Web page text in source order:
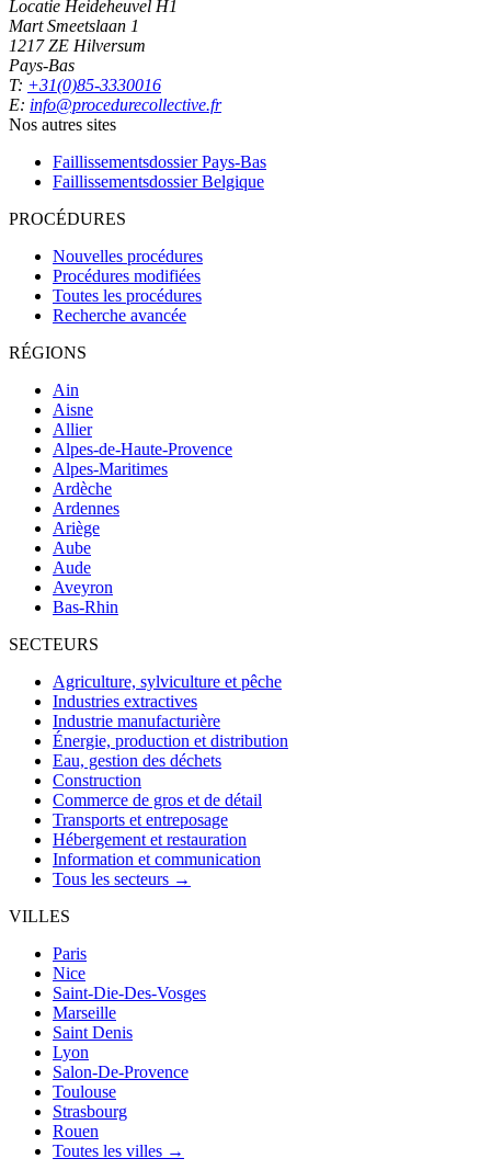
Locatie Heideheuvel H1
Mart Smeetslaan 1
1217 ZE Hilversum
Pays-Bas
T: +31(0)85-3330016
E: info@procedurecollective.fr
Nos autres sites
Faillissementsdossier Pays-Bas
Faillissementsdossier Belgique
PROCÉDURES
Nouvelles procédures
Procédures modifiées
Toutes les procédures
Recherche avancée
RÉGIONS
Ain
Aisne
Allier
Alpes-de-Haute-Provence
Alpes-Maritimes
Ardèche
Ardennes
Ariège
Aube
Aude
Aveyron
Bas-Rhin
SECTEURS
Agriculture, sylviculture et pêche
Industries extractives
Industrie manufacturière
Énergie, production et distribution
Eau, gestion des déchets
Construction
Commerce de gros et de détail
Transports et entreposage
Hébergement et restauration
Information et communication
Tous les secteurs →
VILLES
Paris
Nice
Saint-Die-Des-Vosges
Marseille
Saint Denis
Lyon
Salon-De-Provence
Toulouse
Strasbourg
Rouen
Toutes les villes →